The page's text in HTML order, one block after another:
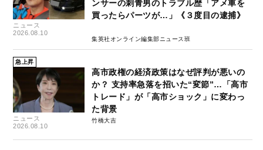
ニュース
2026.08.10
ンサーの刺青男のトラブル歴「アメ車を
買ったらパーツが…」《３度目の逮捕》
集英社オンライン編集部ニュース班
急上昇
ニュース
2026.08.10
高市政権の経済政策はなぜ評判が悪いの
か？ 支持率急落を招いた“変節”…「高市
トレード」が「高市ショック」に変わっ
た背景
竹橋大吉